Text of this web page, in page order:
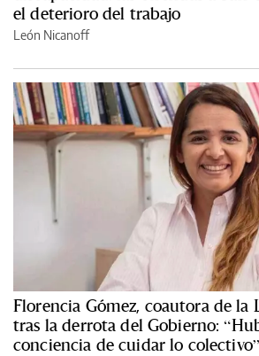
el deterioro del trabajo
León Nicanoff
Florencia Gómez, coautora de la
tras la derrota del Gobierno:
conciencia de cuidar lo colectivo”